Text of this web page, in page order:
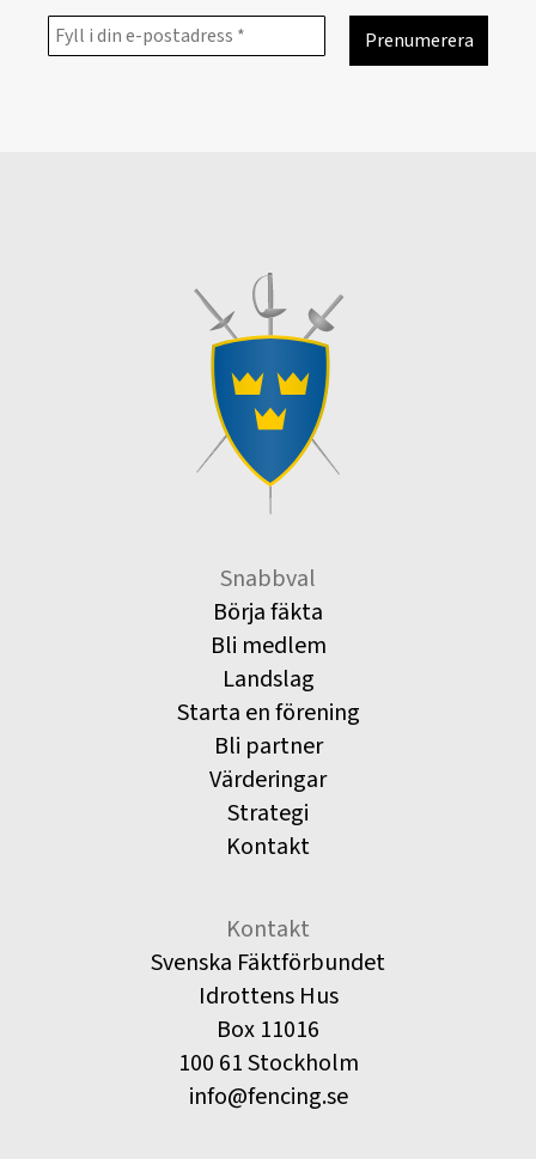
Snabbval
Börja fäkta
Bli medlem
Landslag
Starta en förening
Bli partner
Värderingar
Strategi
Kontakt
Kontakt
Svenska Fäktförbundet
Idrottens Hus
Box 11016
100 61 Stockholm
info@fencing.se